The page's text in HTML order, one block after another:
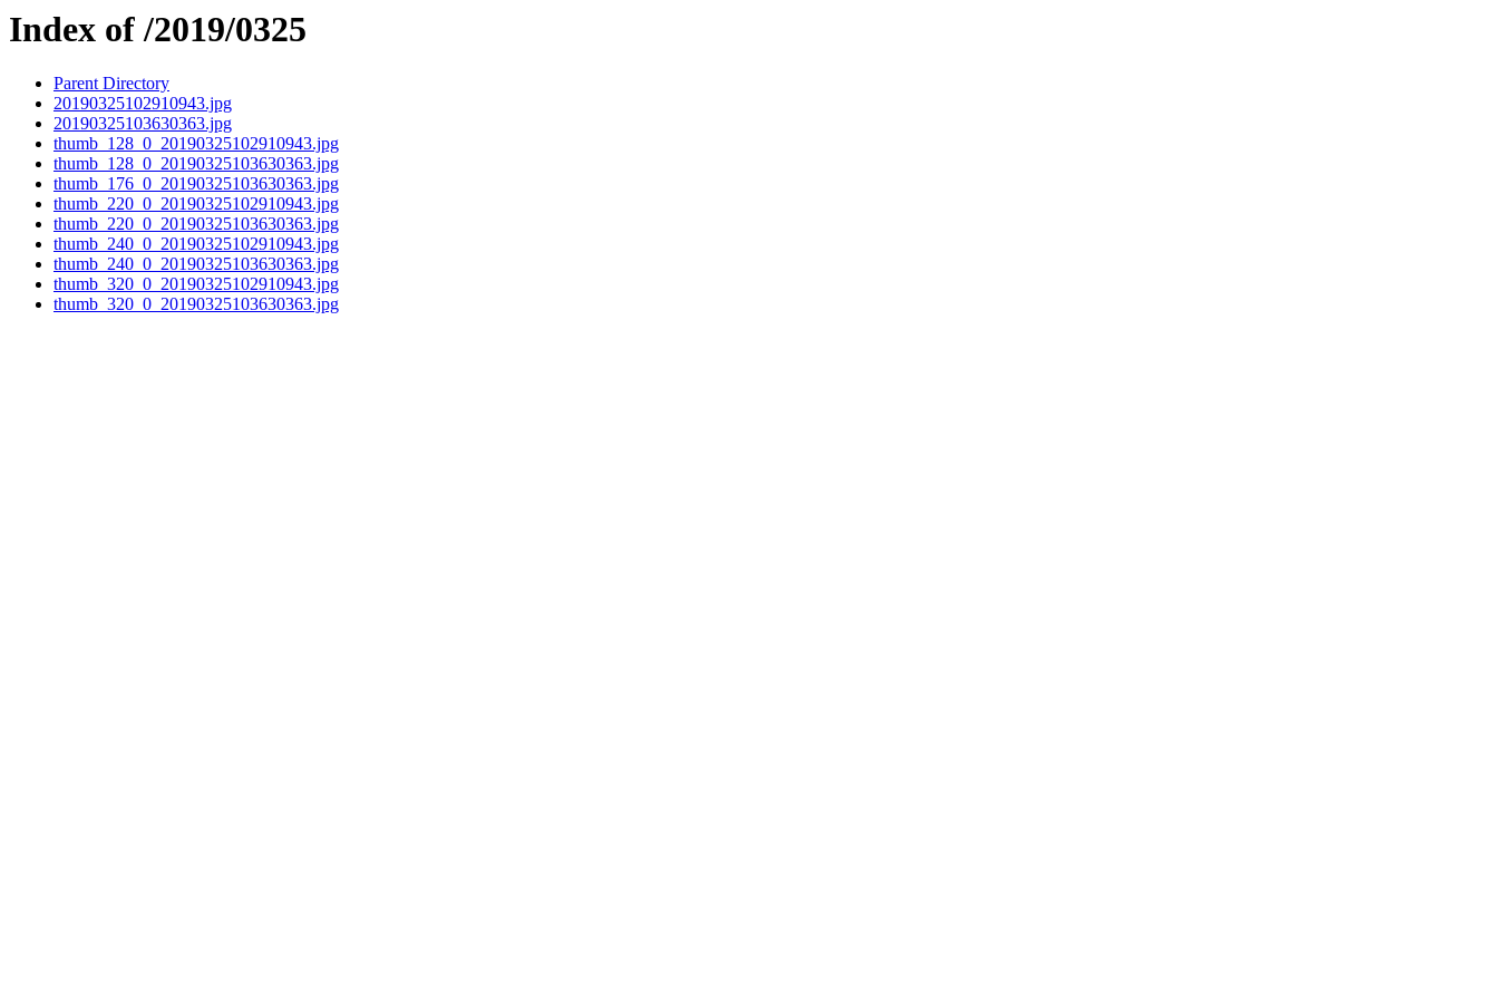
Index of /2019/0325
Parent Directory
20190325102910943.jpg
20190325103630363.jpg
thumb_128_0_20190325102910943.jpg
thumb_128_0_20190325103630363.jpg
thumb_176_0_20190325103630363.jpg
thumb_220_0_20190325102910943.jpg
thumb_220_0_20190325103630363.jpg
thumb_240_0_20190325102910943.jpg
thumb_240_0_20190325103630363.jpg
thumb_320_0_20190325102910943.jpg
thumb_320_0_20190325103630363.jpg